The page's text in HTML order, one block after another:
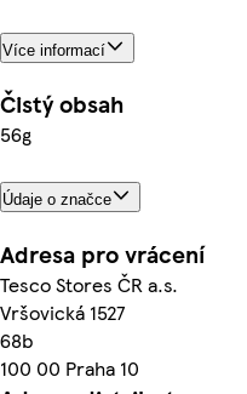
Více informací
Čistý obsah
56g
Údaje o značce
Adresa pro vrácení
Tesco Stores ČR a.s.
Vršovická 1527
68b
100 00 Praha 10